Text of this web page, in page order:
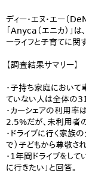
ディー・エヌ・エー（
「Anyca（エニカ）
ーライフと子育てに関
【調査結果サマリー】
・子持ち家庭におい
ていない人は全体の
・カーシェアの利用
2.5%だが、未利用者
・ドライブに行く家族
で）子どもから尊敬さ
・1年間ドライブをし
に行きたい」と回答。